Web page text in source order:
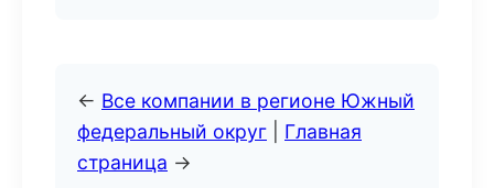
← Все компании в регионе Южный
федеральный округ
Главная
страница →